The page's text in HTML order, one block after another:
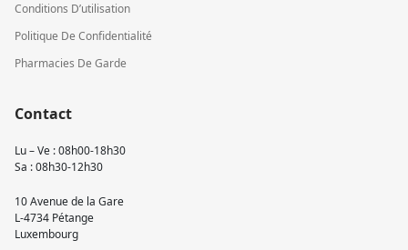
Conditions D’utilisation
Politique De Confidentialité
Pharmacies De Garde
Contact
Lu – Ve : 08h00-18h30
Sa : 08h30-12h30
10 Avenue de la Gare
L-4734 Pétange
Luxembourg